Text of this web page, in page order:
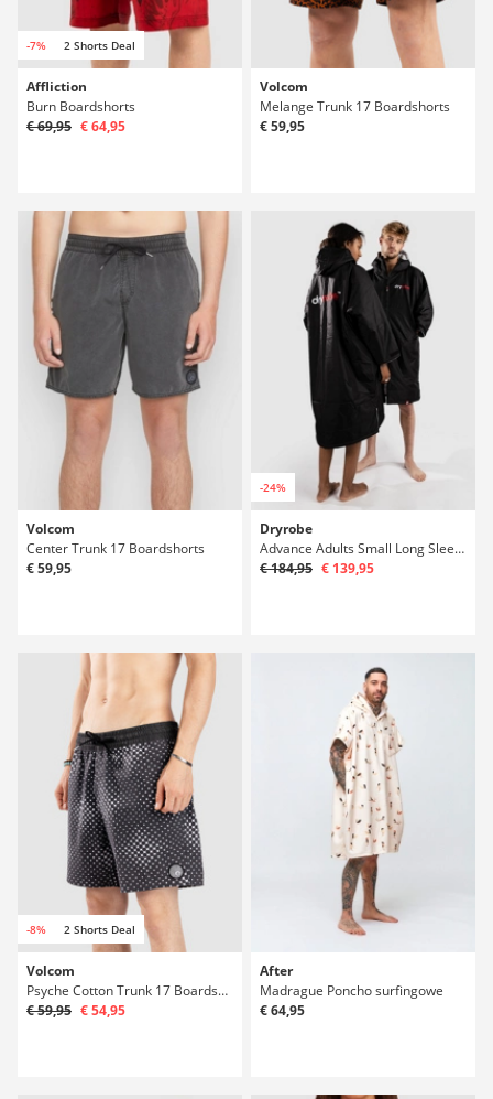
-7% 2 Shorts Deal
Affliction
Burn Boardshorts
€ 69,95 € 64,95
Volcom
Melange Trunk 17 Boardshorts
€ 59,95
Volcom
Center Trunk 17 Boardshorts
€ 59,95
-24%
Dryrobe
Advance Adults Small Long Sleeve Poncho surfingowe
€ 184,95 € 139,95
-8% 2 Shorts Deal
Volcom
Psyche Cotton Trunk 17 Boardshorts
€ 59,95 € 54,95
After
Madrague Poncho surfingowe
€ 64,95